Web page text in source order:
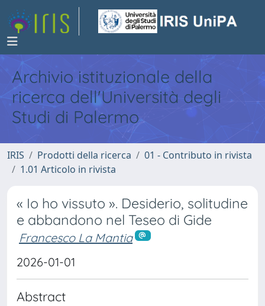
Archivio istituzionale della
ricerca dell'Università degli
Studi di Palermo
IRIS Prodotti della ricerca
01 - Contributo in rivista
1.01 Articolo in rivista
« Io ho vissuto ». Desiderio, solitudine
e abbandono nel Teseo di Gide
Francesco La Mantia
2026-01-01
Abstract